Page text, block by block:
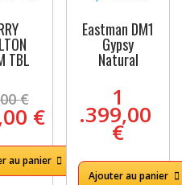
TBL
€ prix
initial
était :
699,00 €.
€
Le
prix
actuel
au panier
Eastman DM1
Gypsy
Natural
1
.399,00
€
Ajouter au panier